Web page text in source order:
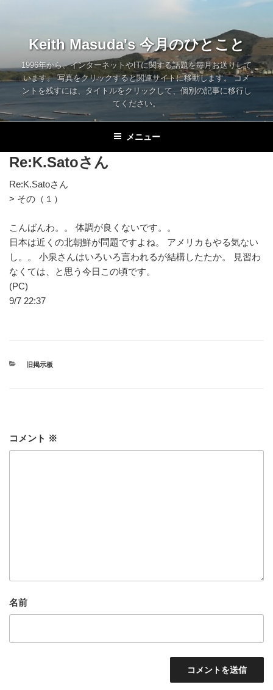
へ
キ
ッ
Keith Masuda's 今月のひとこと
1996年から、インターネットやITに関する話題を毎月お送りして
います。 写真をクリックすると関連サイトに移動します。 コメ
ントを残すには、タイトルをクリックして、個別の記事に移行し
てください。
メニュー
Re:K.Satoさん
Re:K.Satoさん
> その（１）
こんばんわ。。 体調が良くないです。。
日本は近くの北朝鮮が問題ですよね。 アメリカもやる気ない
し。。 小泉さんはいろいろ言われるが結構したたか。 見習わ
なくては、と思う今日この頃です。
(PC)
9/7 22:37
カ旧掲示板
コメント ※
名前